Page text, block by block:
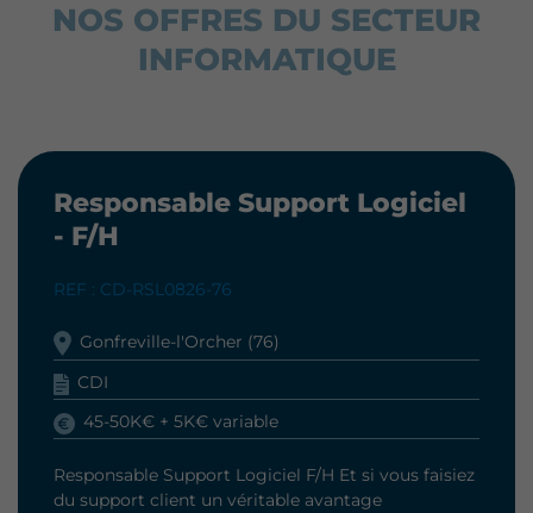
NOS OFFRES DU SECTEUR
INFORMATIQUE
Responsable Support Logiciel
- F/H
REF : CD-RSL0826-76
Gonfreville-l'Orcher (76)
CDI
45-50K€ + 5K€ variable
Responsable Support Logiciel F/H Et si vous faisiez
du support client un véritable avantage